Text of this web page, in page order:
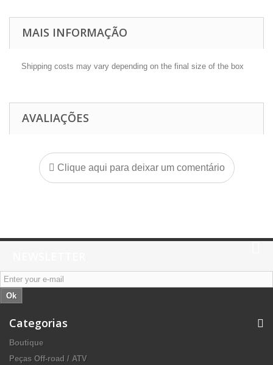
MAIS INFORMAÇÃO
Shipping costs may vary depending on the final size of the box
AVALIAÇÕES
Clique aqui para deixar um comentário
Ok
Categorias
Boutique
Peças Off-road / ATV